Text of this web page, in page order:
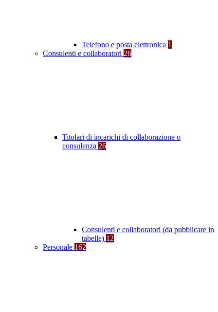
Telefono e posta elettronica 1
Consulenti e collaboratori 26
Titolari di incarichi di collaborazione o
consulenza 26
Consulenti e collaboratori (da pubblicare in
tabelle) 12
Personale 162